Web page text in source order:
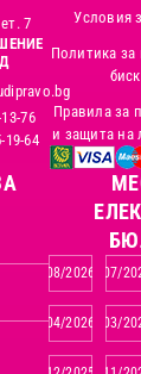
7
76
19-64
Условия
Политика за
Правила за
и защита на
08/2026 07/
04/2026 03/